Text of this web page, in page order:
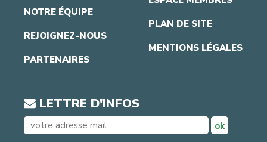
NOTRE ÉQUIPE
REJOIGNEZ-NOUS
PARTENAIRES
PLAN DE SITE
MENTIONS LÉGALES
LETTRE D'INFOS